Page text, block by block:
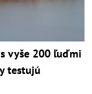
vyše 200 ľuďmi
testujú